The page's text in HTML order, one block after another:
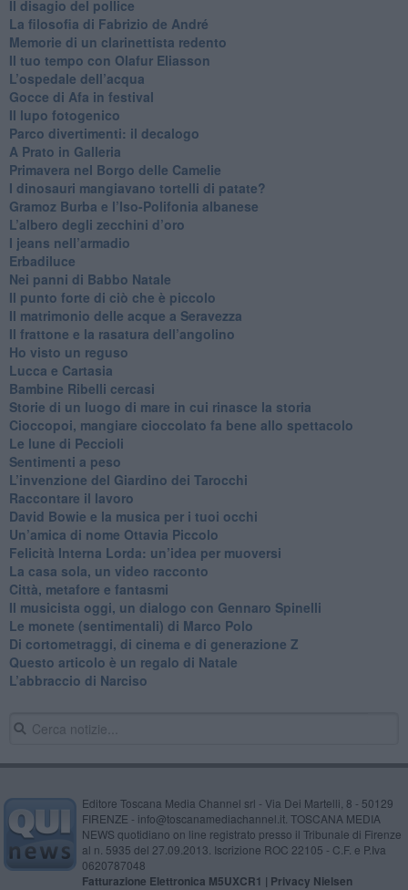
​Il disagio del pollice
​La filosofia di Fabrizio de André
Memorie di un clarinettista redento
​Il tuo tempo con Olafur Eliasson
​L’ospedale dell’acqua
​Gocce di Afa in festival
​Il lupo fotogenico
​Parco divertimenti: il decalogo
​A Prato in Galleria
​Primavera nel Borgo delle Camelie
I dinosauri mangiavano tortelli di patate?
​Gramoz Burba e l’Iso-Polifonia albanese
L’albero degli zecchini d’oro
​I jeans nell’armadio
Erbadiluce
Nei panni di Babbo Natale
​Il punto forte di ciò che è piccolo
​Il matrimonio delle acque a Seravezza
​Il frattone e la rasatura dell’angolino
​Ho visto un reguso
Lucca e Cartasia
Bambine Ribelli cercasi
Storie di un luogo di mare in cui rinasce la storia
Cioccopoi, mangiare cioccolato fa bene allo spettacolo
​Le lune di Peccioli
​Sentimenti a peso
​L’invenzione del Giardino dei Tarocchi
​Raccontare il lavoro
David Bowie e la musica per i tuoi occhi
Un’amica di nome Ottavia Piccolo
​Felicità Interna Lorda: un’idea per muoversi
​La casa sola, un video racconto
​Città, metafore e fantasmi
Il musicista oggi, un dialogo con Gennaro Spinelli
Le monete (sentimentali) di Marco Polo
​Di cortometraggi, di cinema e di generazione Z
​Questo articolo è un regalo di Natale
L’abbraccio di Narciso
Editore Toscana Media Channel srl - Via Dei Martelli, 8 - 50129
FIRENZE - info@toscanamediachannel.it. TOSCANA MEDIA
NEWS quotidiano on line registrato presso il Tribunale di Firenze
al n. 5935 del 27.09.2013. Iscrizione ROC 22105 - C.F. e P.Iva
0620787048
Fatturazione Elettronica M5UXCR1 | Privacy Nielsen